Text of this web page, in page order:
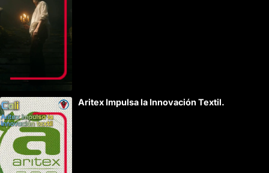
Aritex Impulsa la Innovación Textil.